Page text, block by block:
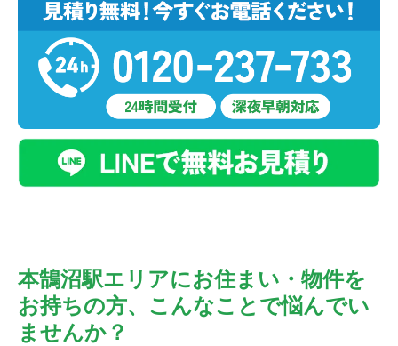
本鵠沼駅エリアにお住まい・物件を
お持ちの方、こんなことで悩んでい
ませんか？